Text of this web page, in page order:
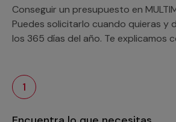
Conseguir un presupuesto en
Puedes solicitarlo cuando quieras y
los 365 días del año. Te explicamos
1